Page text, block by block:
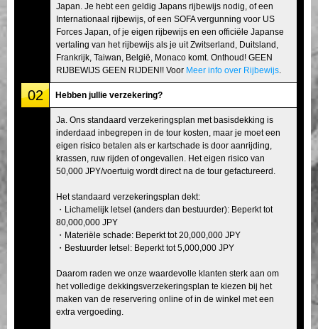
Okinawa
Japan. Je hebt een geldig Japans rijbewijs nodig, of een
Internationaal rijbewijs, of een SOFA vergunning voor US
Forces Japan, of je eigen rijbewijs en een officiële Japanse
vertaling van het rijbewijs als je uit Zwitserland, Duitsland,
Frankrijk, Taiwan, België, Monaco komt. Onthoud! GEEN
RIJBEWIJS GEEN RIJDEN!! Voor Meer info over Rijbewijs
02 Hebben jullie verzekering?
Ja. Ons standaard verzekeringsplan met basisdekking is
inderdaad inbegrepen in de tour kosten, maar je moet een
eigen risico betalen als er kartschade is door aanrijding,
krassen, ruw rijden of ongevallen. Het eigen risico van
50,000 JPY/voertuig wordt direct na de tour gefactureerd.
Het standaard verzekeringsplan dekt:
・Lichamelijk letsel (anders dan bestuurder): Beperkt tot
80,000,000 JPY
・Materiële schade: Beperkt tot 20,000,000 JPY
・Bestuurder letsel: Beperkt tot 5,000,000 JPY
Daarom raden we onze waardevolle klanten sterk aan om
het volledige dekkingsverzekeringsplan te kiezen bij het
maken van de reservering online of in de winkel met een
extra vergoeding.